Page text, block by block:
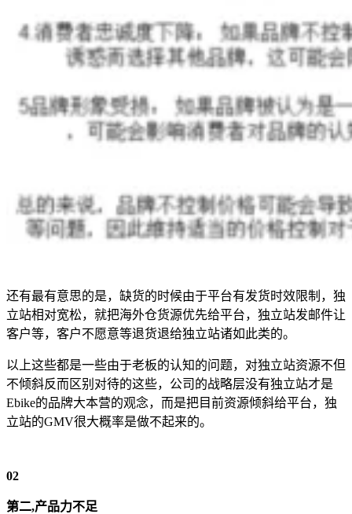
还有最有意思的是，缺货的时候由于平台有发货时效限制，独
立站相对宽松，就把海外仓货源优先给平台，独立站发邮件让
客户等，客户不愿意等退货退给独立站诸如此类的。
以上这些都是一些由于老板的认知的问题，对独立站资源不但
不倾斜反而区别对待的这些，公司的战略层没有独立站才是
Ebike的品牌大本营的观念，而是把目前资源倾斜给平台，独
立站的GMV很大概率是做不起来的。
02
第二,产品力不足